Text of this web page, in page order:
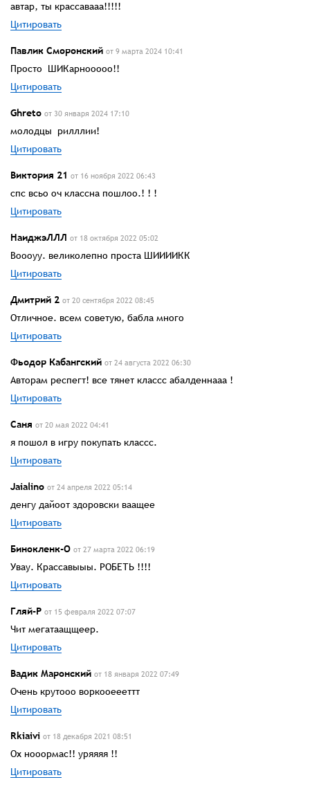
автар, ты крассавааа!!!!!
Цитировать
Павлик Сморонский от 9 марта 2024 10:41
Просто ШИКарнооооо!!
Цитировать
Ghreto от 30 января 2024 17:10
молодцы рилллии!
Цитировать
Виктория 21 от 16 ноября 2022 06:43
спс всьо оч классна пошлоо.! ! !
Цитировать
НаиджэЛЛЛ от 18 октября 2022 05:02
Воооуу. великолепно проста ШИИИИКК
Цитировать
Дмитрий 2 от 20 сентября 2022 08:45
Отличное. всем советую, бабла много
Цитировать
Фьодор Кабангский от 24 августа 2022 06:30
Авторам респегт! все тянет классс абалденнааа !
Цитировать
Саня от 20 мая 2022 04:41
я пошол в игру покупать классс.
Цитировать
Jaialino от 24 апреля 2022 05:14
денгу дайоот здоровски ваащее
Цитировать
Бинокленк-О от 27 марта 2022 06:19
Увау. Крассавыыы. РОБЕТЬ !!!!
Цитировать
Гляй-Р от 15 февраля 2022 07:07
Чит мегатаащщеер.
Цитировать
Вадик Маронский от 18 января 2022 07:49
Очень крутооо воркооеееттт
Цитировать
Rkiaivi от 18 декабря 2021 08:51
Ох нооормас!! уряяяя !!
Цитировать